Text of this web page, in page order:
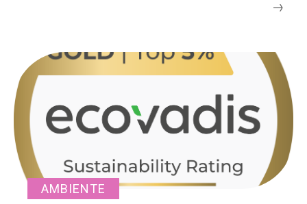
AMBIENTE